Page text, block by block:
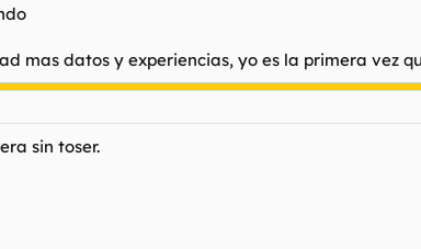
mas datos y experiencias, yo es la primera vez
sin toser.